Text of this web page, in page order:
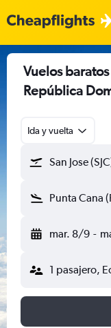
Vuelos
República
Ida y vuelta
San Jose
Punta Cana
mar. 8/9 -
1 pasajero,